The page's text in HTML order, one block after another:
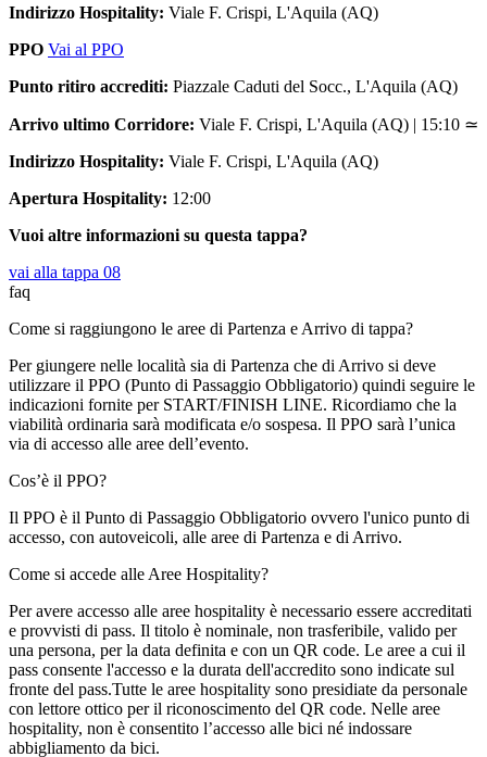
Indirizzo Hospitality: Viale F. Crispi, L'Aquila (AQ)
PPO Vai al PPO
Punto ritiro accrediti: Piazzale Caduti del Socc., L'Aquila (AQ)
Arrivo ultimo Corridore: Viale F. Crispi, L'Aquila (AQ) | 15:10 ≃
Indirizzo Hospitality: Viale F. Crispi, L'Aquila (AQ)
Apertura Hospitality: 12:00
Vuoi altre informazioni su questa tappa?
vai alla tappa 08
faq
Come si raggiungono le aree di Partenza e Arrivo di tappa?
Per giungere nelle località sia di Partenza che di Arrivo si deve
utilizzare il PPO (Punto di Passaggio Obbligatorio) quindi seguire le
indicazioni fornite per START/FINISH LINE. Ricordiamo che la
viabilità ordinaria sarà modificata e/o sospesa. Il PPO sarà l’unica
via di accesso alle aree dell’evento.
Cos’è il PPO?
Il PPO è il Punto di Passaggio Obbligatorio ovvero l'unico punto di
accesso, con autoveicoli, alle aree di Partenza e di Arrivo.
Come si accede alle Aree Hospitality?
Per avere accesso alle aree hospitality è necessario essere accreditati
e provvisti di pass. Il titolo è nominale, non trasferibile, valido per
una persona, per la data definita e con un QR code. Le aree a cui il
pass consente l'accesso e la durata dell'accredito sono indicate sul
fronte del pass.Tutte le aree hospitality sono presidiate da personale
con lettore ottico per il riconoscimento del QR code. Nelle aree
hospitality, non è consentito l’accesso alle bici né indossare
abbigliamento da bici.